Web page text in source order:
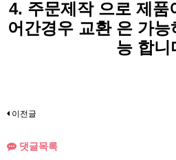
4. 주문제작 으로 제품
어간경우 교환 은 가
능 합니
이전글
댓글목록